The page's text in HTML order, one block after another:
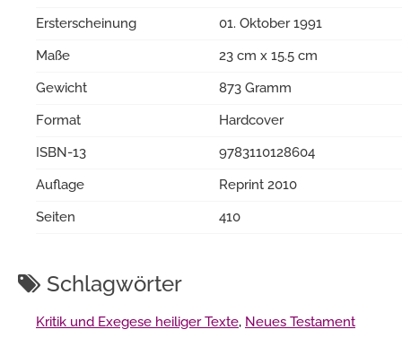
Ersterscheinung
01. Oktober 1991
Maße
23 cm x 15.5 cm
Gewicht
873 Gramm
Format
Hardcover
ISBN-13
9783110128604
Auflage
Reprint 2010
Seiten
410
Schlagwörter
Kritik und Exegese heiliger Texte, Neues Testament